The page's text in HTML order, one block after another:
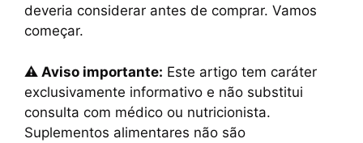
deveria considerar antes de comprar. Vamos
começar.
⚠️ Aviso importante: Este artigo tem caráter
exclusivamente informativo e não substitui
consulta com médico ou nutricionista.
Suplementos alimentares não são